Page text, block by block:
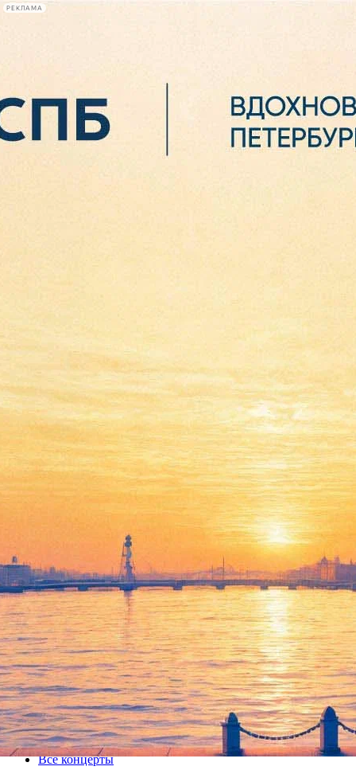
РЕКЛАМА
Сегодня:
2026.08.07
02:00
The Hatters выступят в
сопровождении оркестра
04 ноября 2017, суббота,20.00
Версия для печати
Все концерты